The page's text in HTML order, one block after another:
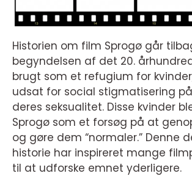
Historien om film Sprogø går
begyndelsen af det 20.
brugt som et refugium for
udsat for social stigmatisering
deres seksualitet. Disse kvinder
Sprogø som et forsøg på at
og gøre dem “normaler.” Denne
historie har inspireret mange
til at udforske emnet yderligere.